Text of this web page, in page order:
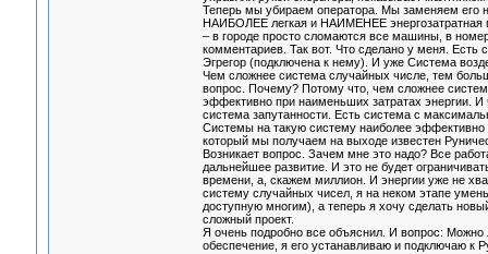
Теперь мы убираем оператора. Мы заменяем его
НАИБОЛЕЕ легкая и НАИМЕНЕЕ энергозатратная
– в городе просто сломаются все машины, в
комментариев. Так вот. Что сделано у меня.
Эгрегор (подключена к нему). И уже Система
Чем сложнее система случайных числе, тем
вопрос. Почему? Потому что, чем сложнее
эффективно при наименьших затратах энергии. И
система запутанности. Есть система с
Системы на такую систему наиболее эффективно
который мы получаем на выходе известен
Возникает вопрос. Зачем мне это надо? Все
дальнейшее развитие. И это не будет
времени, а, скажем миллион. И энергии уже не
систему случайных чисел, я на неком этапе
доступную многим), а теперь я хочу сделать
сложный проект.
Я очень подробно все объяснил. И вопрос: Можно
обеспечение, я его устанавливаю и подключаю к